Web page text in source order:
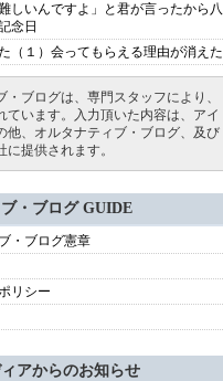
しいんですよ」と君が言ったから八
念日
（１）会ってもらえる理由が消えた
・ブログは、専門スタッフにより、
ています。入力頂いた内容は、アイ
他、オルタナティブ・ブログ、及び
提供されます。
・ブログ GUIDE
・ブログ憲章
リシー
アからのお知らせ